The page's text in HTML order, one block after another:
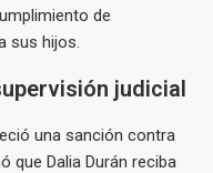
de
sus hijos.
judicial
una sanción contra
que Dalia Durán reciba